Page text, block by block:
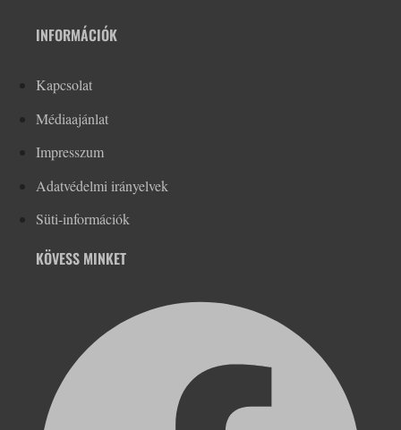
INFORMÁCIÓK
Kapcsolat
Médiaajánlat
Impresszum
Adatvédelmi irányelvek
Süti-információk
KÖVESS MINKET